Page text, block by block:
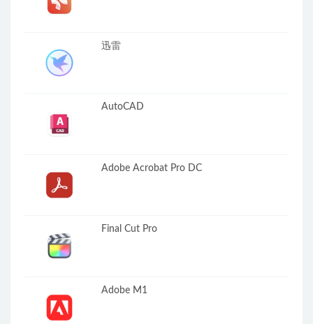
迅雷
AutoCAD
Adobe Acrobat Pro DC
Final Cut Pro
Adobe M1